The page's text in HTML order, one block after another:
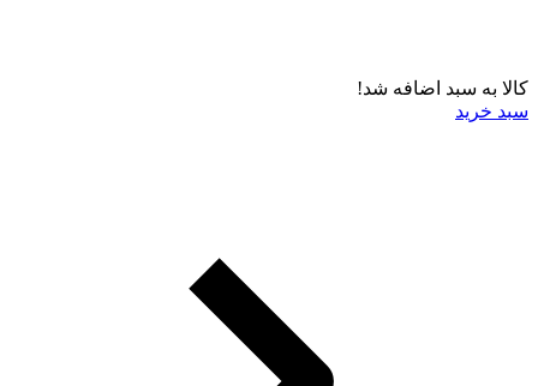
کالا به سبد اضافه شد!
سبد خرید